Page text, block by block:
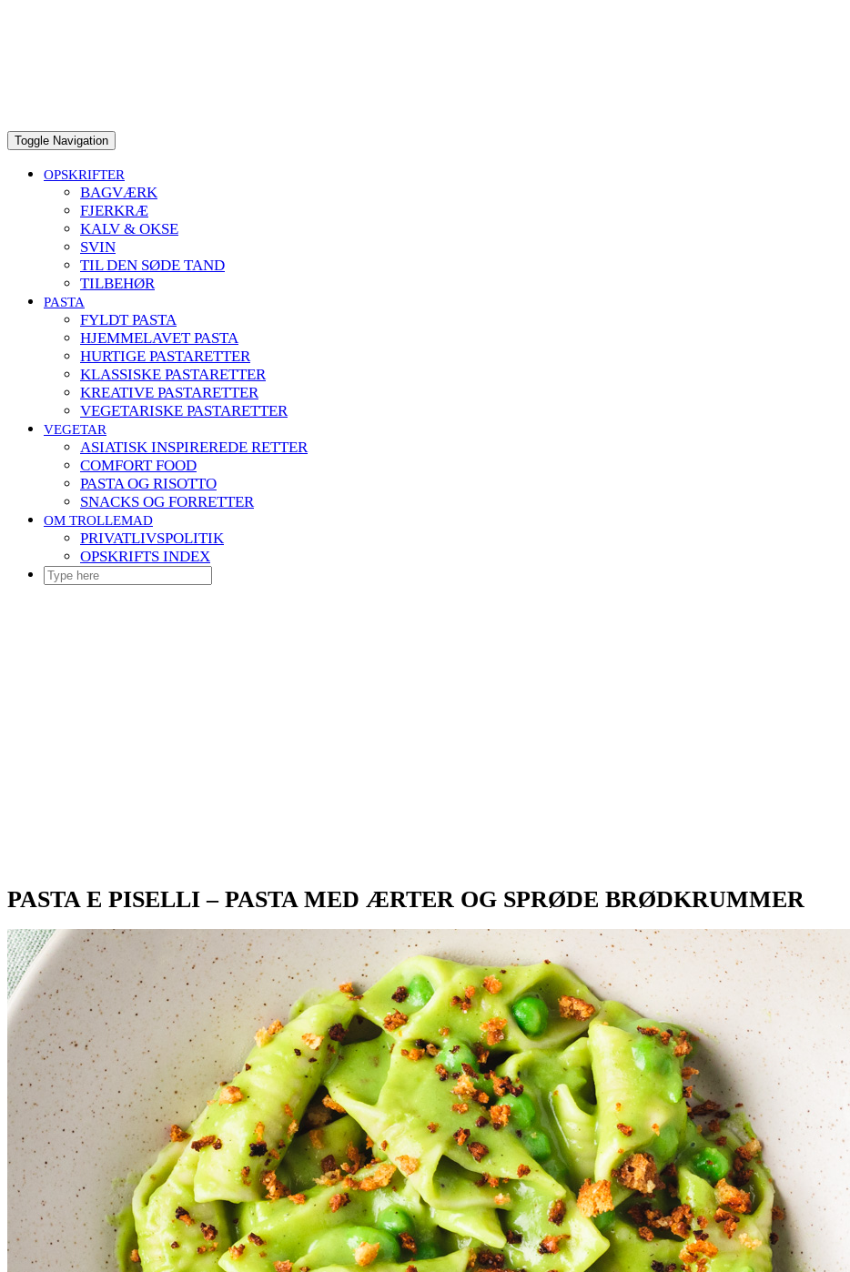
Toggle Navigation
OPSKRIFTER
BAGVÆRK
FJERKRÆ
KALV & OKSE
SVIN
TIL DEN SØDE TAND
TILBEHØR
PASTA
FYLDT PASTA
HJEMMELAVET PASTA
HURTIGE PASTARETTER
KLASSISKE PASTARETTER
KREATIVE PASTARETTER
VEGETARISKE PASTARETTER
VEGETAR
ASIATISK INSPIREREDE RETTER
COMFORT FOOD
PASTA OG RISOTTO
SNACKS OG FORRETTER
OM TROLLEMAD
PRIVATLIVSPOLITIK
OPSKRIFTS INDEX
PASTA E PISELLI – PASTA MED ÆRTER OG SPRØDE BRØDKRUMMER